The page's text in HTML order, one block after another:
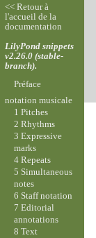
<< Retour à
l'accueil de la
documentation
LilyPond snippets
v2.26.0 (stable-
branch).
Préface
notation musicale
1 Pitches
2 Rhythms
3 Expressive
marks
4 Repeats
5 Simultaneous
notes
6 Staff notation
7 Editorial
annotations
8 Text